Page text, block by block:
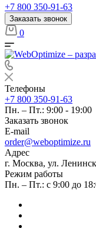
+7 800 350-91-63
Заказать звонок
0
Телефоны
+7 800 350-91-63
Пн. – Пт.: 9:00 - 19:00
Заказать звонок
E-mail
order@weboptimize.ru
Адрес
г. Москва, ул.
Режим работы
Пн. – Пт.: с 9:00 до